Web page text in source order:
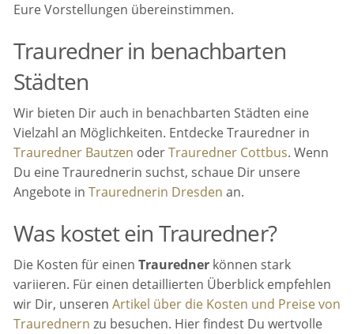
Eure Vorstellungen übereinstimmen.
Trauredner in benachbarten
Städten
Wir bieten Dir auch in benachbarten Städten eine
Vielzahl an Möglichkeiten. Entdecke Trauredner in
Trauredner Bautzen oderTrauredner Cottbus. Wenn
Du eine Traurednerin suchst, schaue Dir unsere
Angebote inTraurednerin Dresden an.
Was kostet ein Trauredner?
Die Kosten für einenTrauredner können stark
variieren. Für einen detaillierten Überblick empfehlen
wir Dir, unserenArtikel über die Kosten und Preise von
Traurednern zu besuchen. Hier findest Du wertvolle